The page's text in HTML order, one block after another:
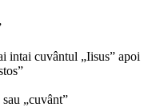
intai cuvântul „Iisus” apoi
„cuvânt”